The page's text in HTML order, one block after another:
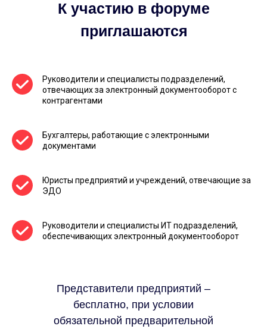
К участию в форуме
приглашаются
Руководители и специалисты подразделений,
отвечающих за электронный документооборот с
контрагентами
Бухгалтеры, работающие с электронными
документами
Юристы предприятий и учреждений, отвечающие за
ЭДО
Руководители и специалисты ИТ подразделений,
обеспечивающих электронный документооборот
Представители предприятий –
бесплатно, при условии
обязательной предварительной